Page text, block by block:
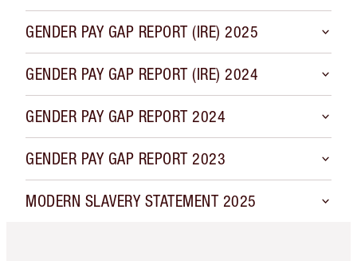
GENDER PAY GAP REPORT (IRE) 2025
GENDER PAY GAP REPORT (IRE) 2024
GENDER PAY GAP REPORT 2024
GENDER PAY GAP REPORT 2023
MODERN SLAVERY STATEMENT 2025